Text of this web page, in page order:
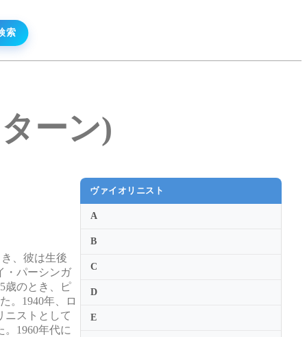
ーン)
、彼は生後
・パーシンガ
歳のとき、ピ
。1940年、ロ
ニストとして
1960年代に
ヴァイオリニスト
A
B
C
D
E